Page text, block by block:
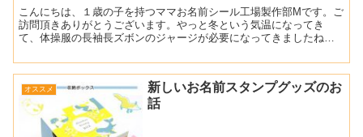
こんにちは、１歳の子を持つママお名前シール工場製作部Mです。ご
訪問頂きありがとうございます。やっと冬という気温になってき
て、体操服の長袖長ズボンのジャージが必要になってきましたね⛄
つ...
オススメ
新しいお名前スタンプグッズのお
話